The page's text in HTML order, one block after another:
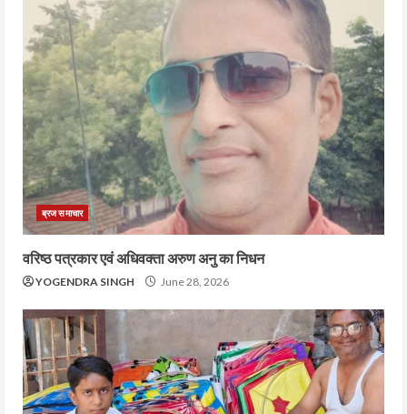
ब्रज समाचार
वरिष्ठ पत्रकार एवं अधिवक्ता अरुण अनु का निधन
YOGENDRA SINGH June 28, 2026